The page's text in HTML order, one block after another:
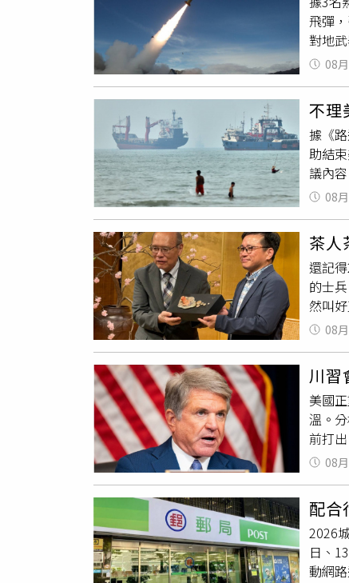
台演
餘部
多讀
餐」
希均
章，
他曾
更可
「人
者與
續推
屬意
踐，
／翻
行分
天再
北韓
頻繁
析資
立即
25日
火箭
北韓
自登
升遠
斯的
能力
射、6
顯示
後續
飛彈
對地
露，
耗程
讓部
有極
於
（
美以
士擔
稱，
（
聲明
在生
類型
仍不
克希
08
不理
據《
助結
議內
家會
別透
隻，
對整
海灣
其他
前仍
訴《
需要
境費
7%的
議文
斯灣
阿曼
示華
充，
08
茶
還記
的士
然叫
復活
度日
界」
長的
昭和
門窗
世繪
圖像
與怪
雰創
畫、
次展
與生
08
川習
美國
溫。
前打
美東
案。
心，
疑，
任何
意義
軍部
08
配合
2026
日、
動網